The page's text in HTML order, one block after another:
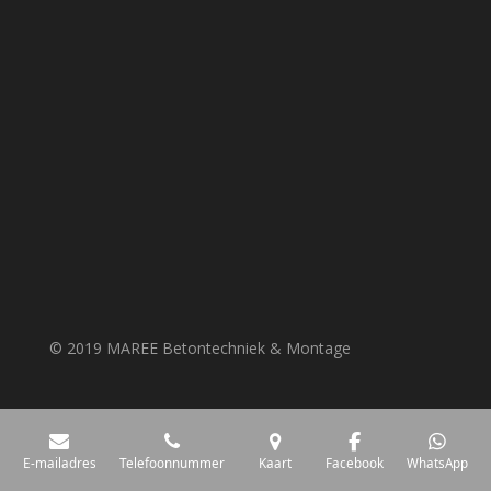
© 2019 MAREE Betontechniek & Montage
E-mailadres Telefoonnummer Kaart Facebook WhatsApp